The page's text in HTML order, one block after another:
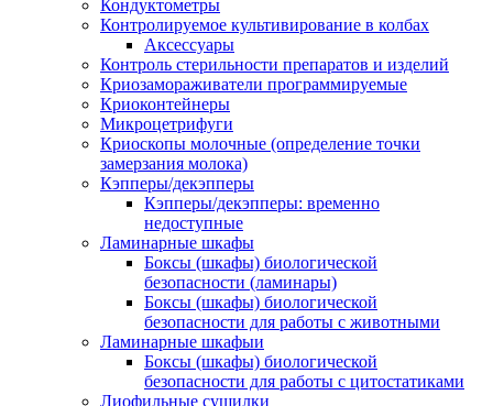
Кондуктометры
Контролируемое культивирование в колбах
Аксессуары
Контроль стерильности препаратов и изделий
Криозамораживатели программируемые
Криоконтейнеры
Микроцетрифуги
Криоскопы молочные (определение точки
замерзания молока)
Кэпперы/декэпперы
Кэпперы/декэпперы: временно
недоступные
Ламинарные шкафы
Боксы (шкафы) биологической
безопасности (ламинары)
Боксы (шкафы) биологической
безопасности для работы с животными
Ламинарные шкафыи
Боксы (шкафы) биологической
безопасности для работы с цитостатиками
Лиофильные сушилки